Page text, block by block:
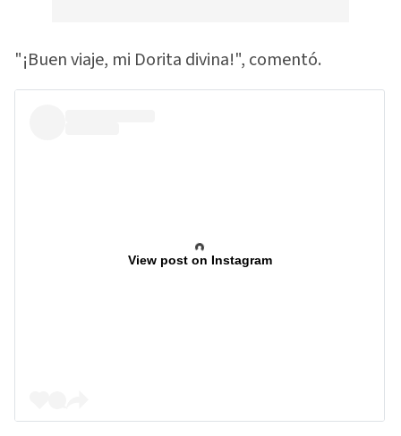
"¡Buen viaje, mi Dorita divina!", comentó.
View post on Instagram